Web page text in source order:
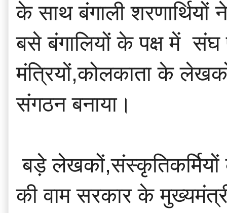
के साथ बंगाली
बसे बंगालियों के पक्ष में
मंत्रियों,कोलकाता के
संगठन बनाया।
बड़े
की वाम सरकार के